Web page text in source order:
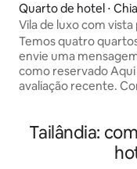
Quarto de hotel ⋅
Vila de luxo com vista
Temos quatro
envie uma
como reservado Aqui está uma
avaliação recente. Confira o que Helen
férias. Para ser
pouco ansiosa. No
todas as minhas
Tailândia: